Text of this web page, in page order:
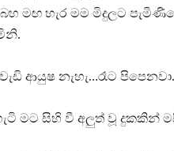
මඟ හැර මම මිදුලට
ආයුෂ නැහැ…රෑට
මට සිහි වී අලුත් වූ දුකකින්